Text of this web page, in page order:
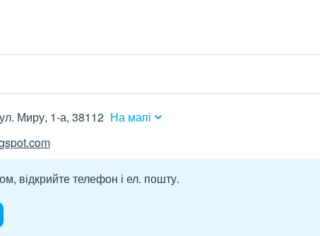
Миру, 1-а, 38112 На мапі
відкрийте телефон і ел. пошту.